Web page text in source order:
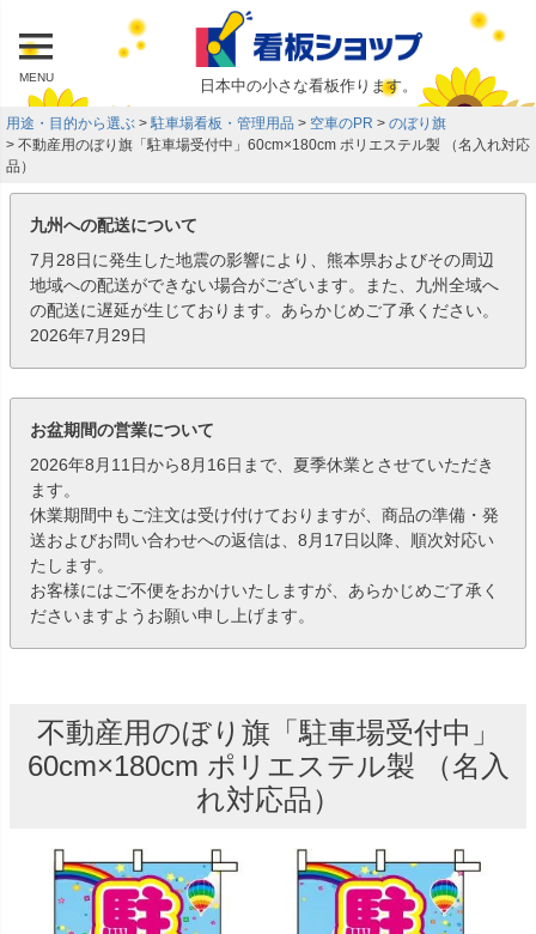
MENU 日本中の小さな看板作ります。
用途・目的から選ぶ 駐車場看板・管理用品 空車のPR
のぼり旗
不動産用のぼり旗「駐車場受付中」60cm×180cm ポリエステル製 （名入れ対応
品）
九州への配送について
7月28日に発生した地震の影響により、熊本県およびその周辺
地域への配送ができない場合がございます。また、九州全域へ
の配送に遅延が生じております。あらかじめご了承ください。
2026年7月29日
お盆期間の営業について
2026年8月11日から8月16日まで、夏季休業とさせていただき
ます。
休業期間中もご注文は受け付けておりますが、商品の準備・発
送およびお問い合わせへの返信は、8月17日以降、順次対応い
たします。
お客様にはご不便をおかけいたしますが、あらかじめご了承く
ださいますようお願い申し上げます。
不動産用のぼり旗「駐車場受付中」
60cm×180cm ポリエステル製 （名入
れ対応品）